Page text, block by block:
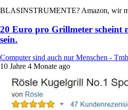
BLASINSTRUMENTE? Amazon, wir
20 Euro pro Grillmeter scheint
sein.
Computer sind auch nur Menschen -
10 Jahre 4 Monate ago